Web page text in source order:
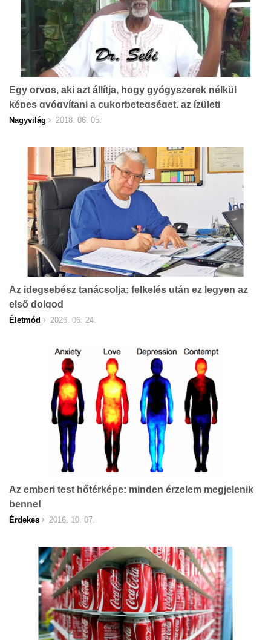
Egy orvos, aki azt állítja, hogy gyógyszerek nélkül
képes gyógyítani a cukorbetegséget, az ízületi
gyulladást, a rákot, az AIDS-t!
Nagyvilág 2018. 06. 05.
Az idegsebész tanácsolja: felkelés után ez legyen az
első dolgod
Életmód 2026. 06. 24.
Az emberi test hőtérképe: minden érzelem megjelenik
benne!
Érdekes 2016. 10. 07.